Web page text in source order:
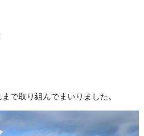
で取り組んでまいりました。